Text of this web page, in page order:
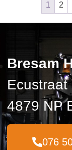
1 2
Bresam
Ecustraat
4879 NP
076